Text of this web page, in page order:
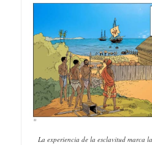
La experiencia de la esclavitud marca